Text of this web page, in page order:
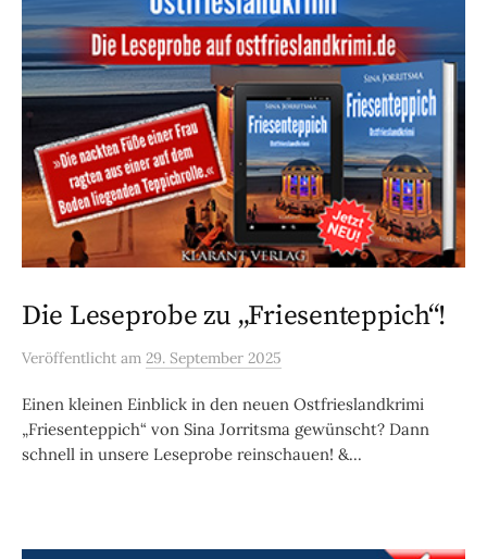
Die Leseprobe zu „Friesenteppich“!
Veröffentlicht am 29. September 2025
Einen kleinen Einblick in den neuen Ostfrieslandkrimi
„Friesenteppich“ von Sina Jorritsma gewünscht? Dann
schnell in unsere Leseprobe reinschauen! &...